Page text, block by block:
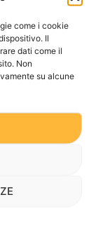
come i cookie
Il
dati come il
Non
su alcune
dal